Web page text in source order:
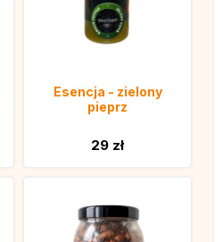
Esencja - zielony
pieprz
29 zł